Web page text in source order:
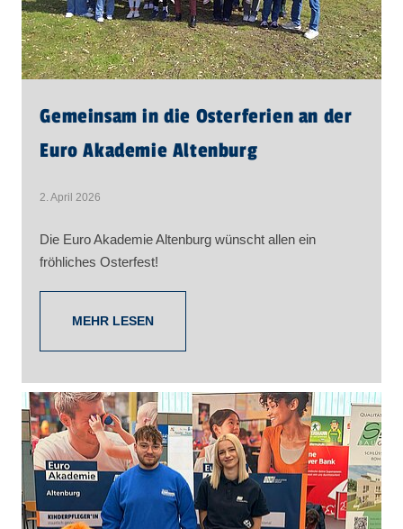
Gemeinsam in die Osterferien an der
Euro Akademie Altenburg
2. April 2026
Die Euro Akademie Altenburg wünscht allen ein
fröhliches Osterfest!
MEHR LESEN